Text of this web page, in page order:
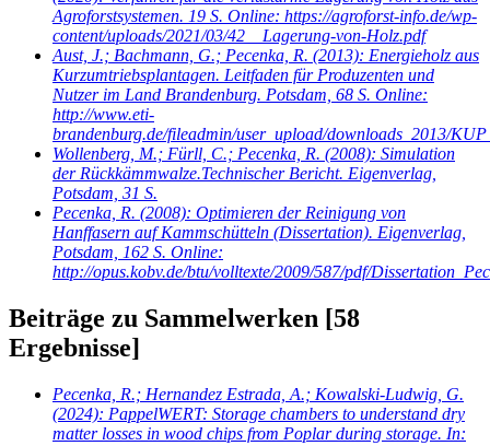
Agroforstsystemen. 19 S. Online: https://agroforst-info.de/wp-
content/uploads/2021/03/42__Lagerung-von-Holz.pdf
Aust, J.; Bachmann, G.; Pecenka, R. (2013): Energieholz aus
Kurzumtriebsplantagen. Leitfaden für Produzenten und
Nutzer im Land Brandenburg. Potsdam, 68 S. Online:
http://www.eti-
brandenburg.de/fileadmin/user_upload/downloads_2013/
Wollenberg, M.; Fürll, C.; Pecenka, R. (2008): Simulation
der Rückkämmwalze.Technischer Bericht. Eigenverlag,
Potsdam, 31 S.
Pecenka, R. (2008): Optimieren der Reinigung von
Hanffasern auf Kammschütteln (Dissertation). Eigenverlag,
Potsdam, 162 S. Online:
http://opus.kobv.de/btu/volltexte/2009/587/pdf/
Beiträge zu Sammelwerken [58
Ergebnisse]
Pecenka, R.; Hernandez Estrada, A.; Kowalski-Ludwig, G.
(2024): PappelWERT: Storage chambers to understand dry
matter losses in wood chips from Poplar during storage. In: